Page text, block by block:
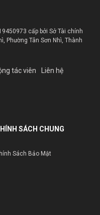
cấp bởi Sở Tài chính
Phường Tân Sơn Nhì, Thành
tác viên Liên hệ
SÁCH CHUNG
Sách Bảo Mật